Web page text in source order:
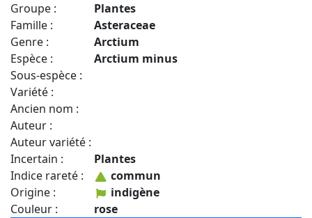
Groupe :
Plantes
Famille :
Asteraceae
Genre :
Arctium
Espèce :
Arctium minus
Sous-espèce :
Variété :
Ancien nom :
Auteur :
Auteur variété :
Incertain :
Plantes
Indice rareté :
commun
Origine :
indigène
Couleur :
rose